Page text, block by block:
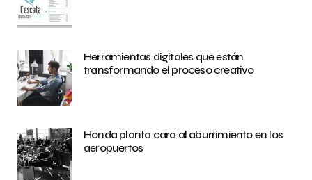
Herramientas digitales que están
transformando el proceso creativo
Honda planta cara al aburrimiento en los
aeropuertos